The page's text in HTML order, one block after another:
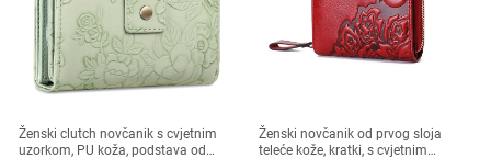
Ženski clutch novčanik s cvjetnim
uzorkom, PU koža, podstava od
Ženski novčanik od prvog sloja
teleće kože, kratki, s cvjetnim